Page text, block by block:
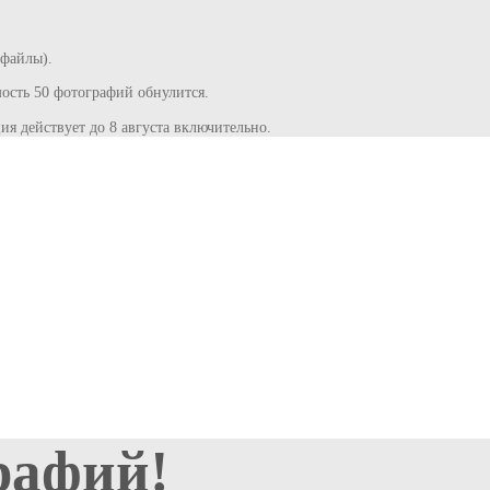
50 фотографий обнулится.
действует до 8 августа включительно.